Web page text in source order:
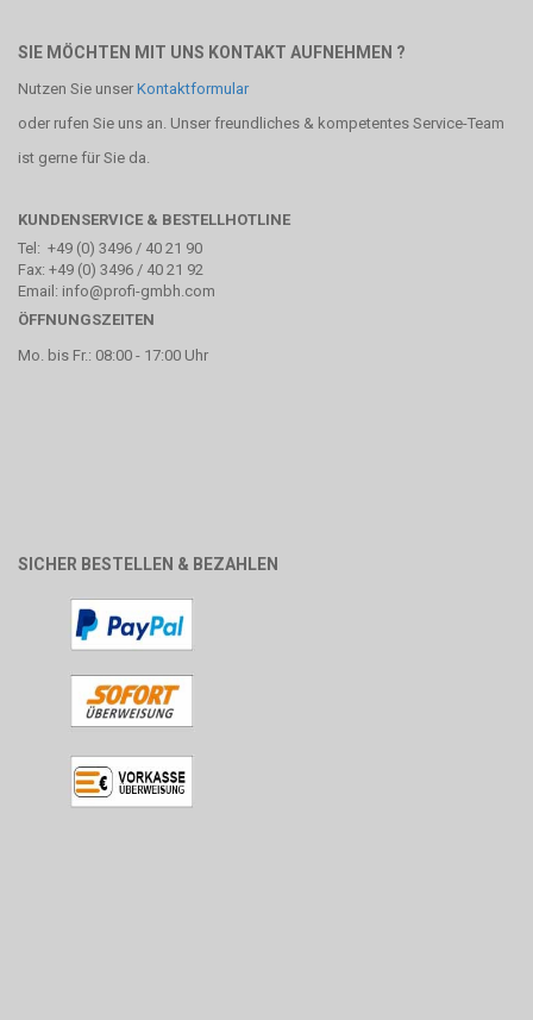
SIE MÖCHTEN MIT UNS KONTAKT AUFNEHMEN ?
Nutzen Sie unser Kontaktformular
oder rufen Sie uns an. Unser freundliches & kompetentes Service-Team
ist gerne für Sie da.
KUNDENSERVICE & BESTELLHOTLINE
Tel: +49 (0) 3496 / 40 21 90
Fax: +49 (0) 3496 / 40 21 92
Email: info@profi-gmbh.com
ÖFFNUNGSZEITEN
Mo. bis Fr.: 08:00 - 17:00 Uhr
SICHER BESTELLEN & BEZAHLEN